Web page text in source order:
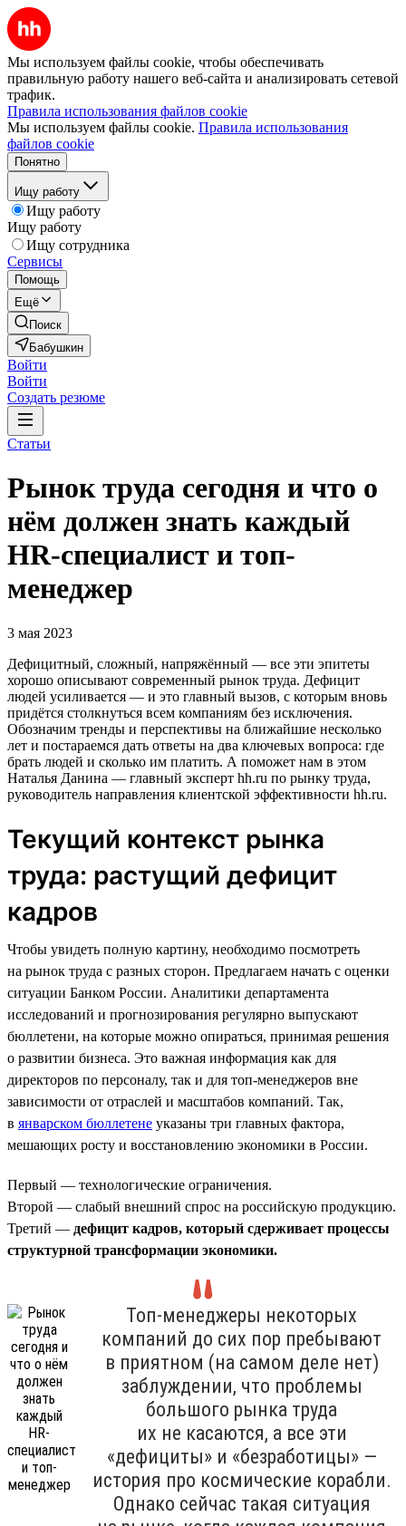
Мы используем файлы cookie, чтобы обеспечивать
правильную работу нашего веб-сайта и анализировать сетевой
трафик.
Правила использования файлов cookie
Мы используем файлы cookie. Правила использования
файлов cookie
Понятно
Ищу работу
Ищу работу
Ищу работу
Ищу сотрудника
Сервисы
Помощь
Ещё
Поиск
Бабушкин
Войти
Войти
Создать резюме
Статьи
Рынок труда сегодня и что о
нём должен знать каждый
HR-специалист и топ-
менеджер
3 мая 2023
Дефицитный, сложный, напряжённый — все эти эпитеты
хорошо описывают современный рынок труда. Дефицит
людей усиливается — и это главный вызов, с которым вновь
придётся столкнуться всем компаниям без исключения.
Обозначим тренды и перспективы на ближайшие несколько
лет и постараемся дать ответы на два ключевых вопроса: где
брать людей и сколько им платить. А поможет нам в этом
Наталья Данина — главный эксперт hh.ru по рынку труда,
руководитель направления клиентской эффективности hh.ru.
Текущий контекст рынка
труда: растущий дефицит
кадров
Чтобы увидеть полную картину, необходимо посмотреть
на рынок труда с разных сторон. Предлагаем начать с оценки
ситуации Банком России. Аналитики департамента
исследований и прогнозирования регулярно выпускают
бюллетени, на которые можно опираться, принимая решения
о развитии бизнеса. Это важная информация как для
директоров по персоналу, так и для топ-менеджеров вне
зависимости от отраслей и масштабов компаний. Так,
в январском бюллетене указаны три главных фактора,
мешающих росту и восстановлению экономики в России.
Первый — технологические ограничения.
Второй — слабый внешний спрос на российскую продукцию.
Третий — дефицит кадров, который сдерживает процессы
структурной трансформации экономики.
Топ-менеджеры некоторых
компаний до сих пор пребывают
в приятном (на самом деле нет)
заблуждении, что проблемы
большого рынка труда
их не касаются, а все эти
«дефициты» и «безработицы» —
история про космические корабли.
Однако сейчас такая ситуация